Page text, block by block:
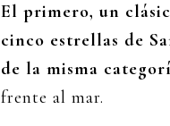
El primero, un
cinco estrellas de
de la misma
frente al mar.